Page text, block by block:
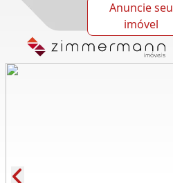
Anuncie seu
imóvel